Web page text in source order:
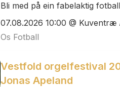
Bli med på ein fabelaktig
07.08.2026 10:00 @ Kuventræ
Os Fotball
Vestfold orgelfestival
Jonas Apeland